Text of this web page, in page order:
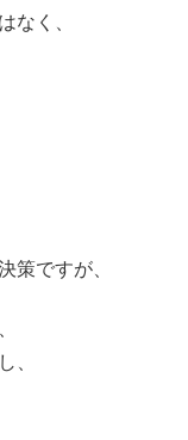
なく、
策ですが、
、